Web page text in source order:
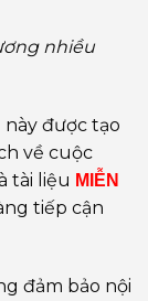
nhiều
này được tạo
về cuộc
tài liệu MIỄN
tiếp cận
đảm bảo nội